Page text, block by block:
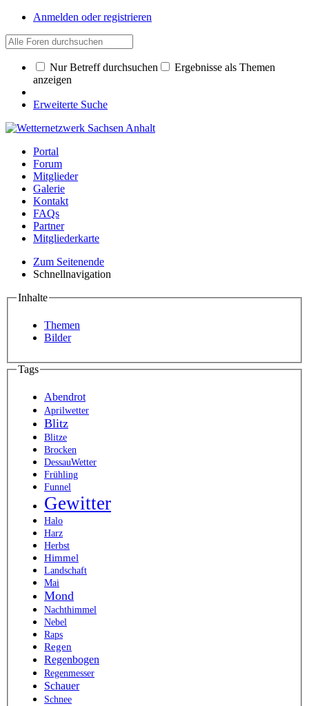
Anmelden oder registrieren
Nur Betreff durchsuchen
Ergebnisse als Themen
anzeigen
Erweiterte Suche
Portal
Forum
Mitglieder
Galerie
Kontakt
FAQs
Partner
Mitgliederkarte
Zum Seitenende
Schnellnavigation
Inhalte
Themen
Bilder
Tags
Abendrot
Aprilwetter
Blitz
Blitze
Brocken
DessauWetter
Frühling
Funnel
Gewitter
Halo
Harz
Herbst
Himmel
Landschaft
Mai
Mond
Nachthimmel
Nebel
Raps
Regen
Regenbogen
Regenmesser
Schauer
Schnee